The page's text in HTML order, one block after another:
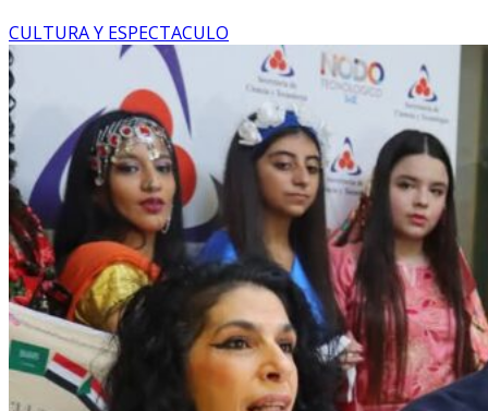
CULTURA Y ESPECTACULO